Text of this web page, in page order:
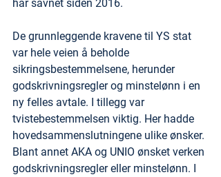
har savnet siden 2016.
De grunnleggende kravene til YS stat
var hele veien å beholde
sikringsbestemmelsene, herunder
godskrivningsregler og minstelønn i en
ny felles avtale. I tillegg var
tvistebestemmelsen viktig. Her hadde
hovedsammenslutningene ulike ønsker.
Blant annet AKA og UNIO ønsket verken
godskrivningsregler eller minstelønn. I